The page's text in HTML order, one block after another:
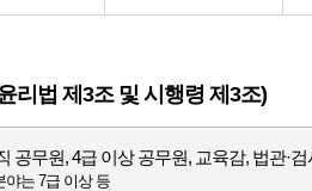
리법 제3조 및 시행령 제3조)
공무원, 4급 이상 공무원, 교육감, 법관·
야는 7급 이상 등